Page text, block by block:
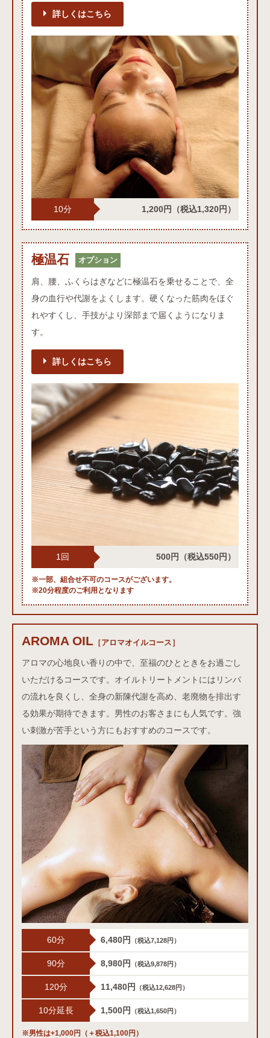
詳しくはこちら
10分 1,200円 （税込1,320円）
極温石オプション
極温石 オプション
肩、腰、ふくらはぎなどに極温石を乗せることで、全
身の血行や代謝をよくします。硬くなった筋肉をほぐ
れやすくし、手技がより深部まで届くようになりま
す。
詳しくはこちら
1回 500円 （税込550円）
※一部、組合せ不可のコースがございます。
※20分程度のご利用となります
アロマオイルコース
AROMA OIL ［アロマオイルコース］
アロマの心地良い香りの中で、至福のひとときをお過ごし
いただけるコースです。オイルトリートメントにはリンパ
の流れを良くし、全身の新陳代謝を高め、老廃物を排出す
る効果が期待できます。男性のお客さまにも人気です。強
い刺激が苦手という方にもおすすめのコースです。
60分 6,480円 （税込7,128円）
90分 8,980円 （税込9,878円）
120分 11,480円 （税込12,628円）
10分延長 1,500円 （税込1,650円）
※男性は+1,000円（＋税込1,100円）